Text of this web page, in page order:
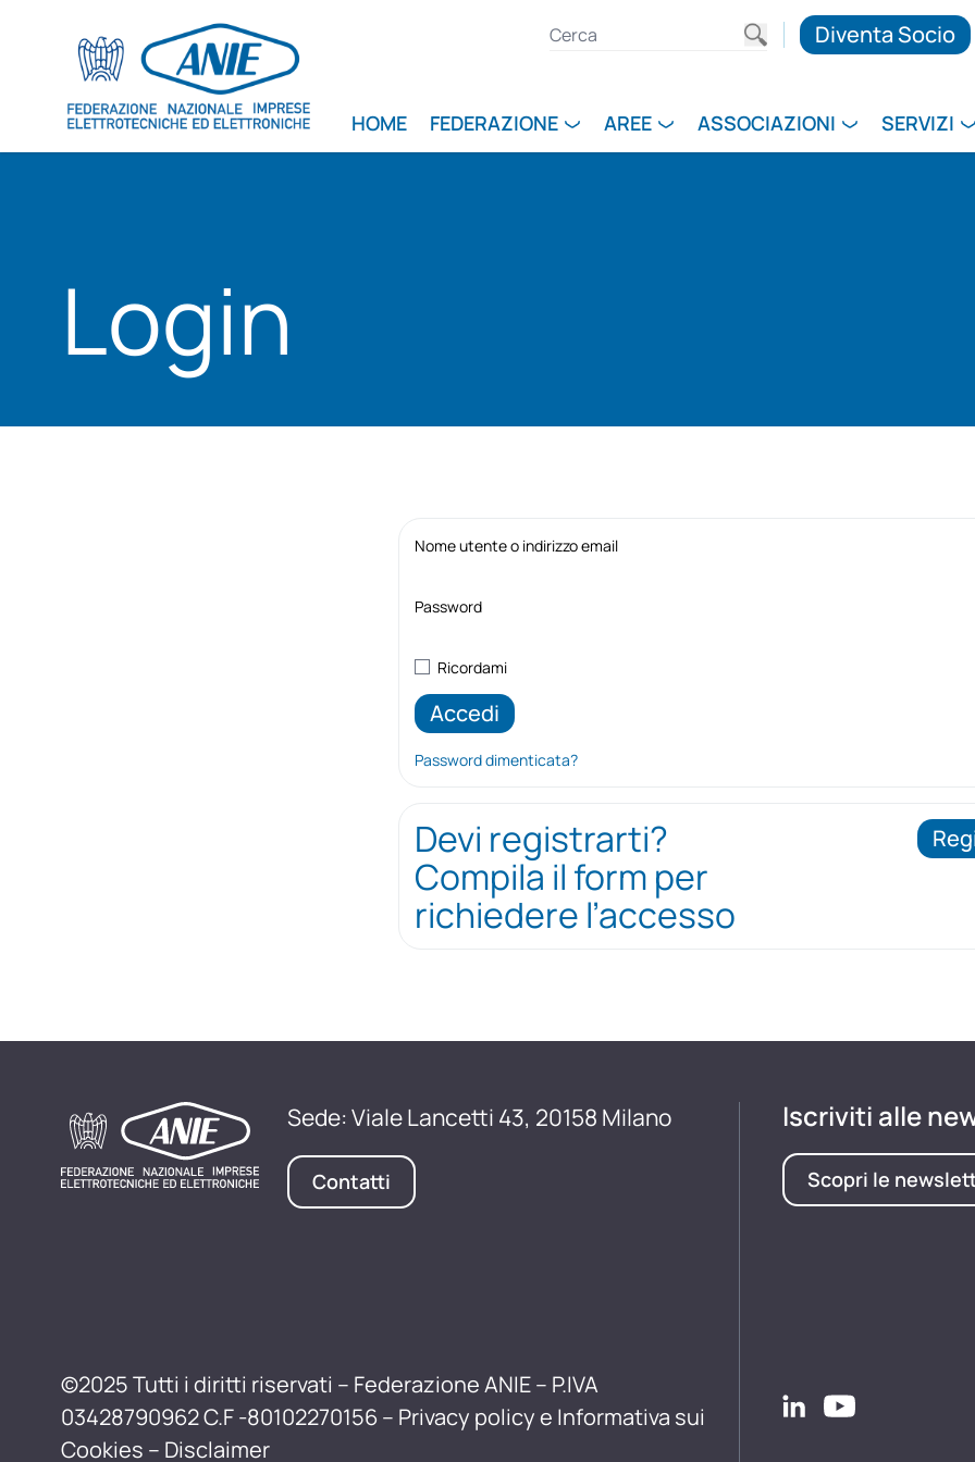
Diventa Socio
HOME FEDERAZIONE AREE ASSOCIAZIONI SERVIZI
Login
Nome utente o indirizzo email
Password
Ricordami
Password dimenticata?
Devi registrarti?
Compila il form per
richiedere l’accesso
Sede: Viale Lancetti 43, 20158 Milano
Contatti
©2025 Tutti i diritti riservati – Federazione ANIE – P.IVA
03428790962 C.F -80102270156 – Privacy policy e Informativa sui
Cookies – Disclaimer
Iscriviti alle
Scopri le